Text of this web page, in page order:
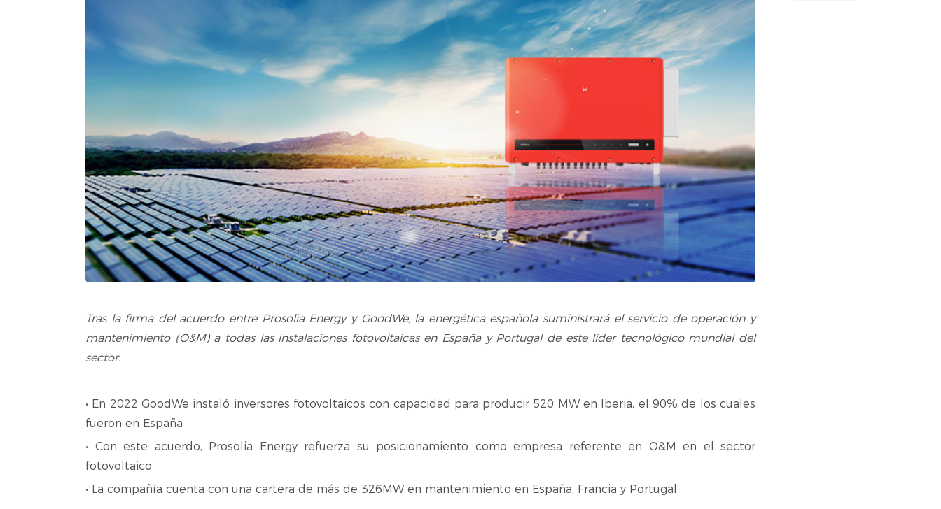
Tras la firma del acuerdo entre Prosolia Energy y GoodWe, la energética española suministrará el servicio de operación y
mantenimiento (O&M) a todas las instalaciones fotovoltaicas en España y Portugal de este líder tecnológico mundial del
sector.
• En 2022 GoodWe instaló inversores fotovoltaicos con capacidad para producir 520 MW en Iberia, el 90% de los cuales
fueron en España
• Con este acuerdo, Prosolia Energy refuerza su posicionamiento como empresa referente en O&M en el sector
fotovoltaico
• La compañía cuenta con una cartera de más de 326MW en mantenimiento en España, Francia y Portugal